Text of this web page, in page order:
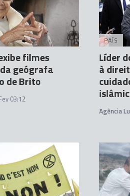
filmes
geógrafa
de Brito
03:12
PAÍS
Líder
à
Agência